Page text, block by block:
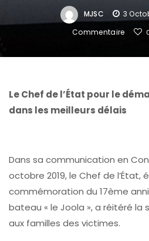
MJSC 3
Commentaire
Le Chef de l’État pour le
dans les meilleurs délais
Dans sa communication en
octobre 2019, le Chef de l’État,
commémoration du 17ème
bateau « le Joola », a réitéré la
aux familles des victimes.